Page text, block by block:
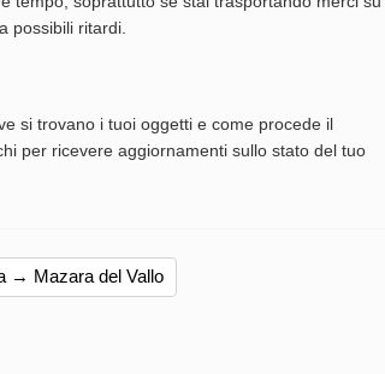
possibili ritardi.
si trovano i tuoi oggetti e come procede il
per ricevere aggiornamenti sullo stato del tuo
→ Mazara del Vallo